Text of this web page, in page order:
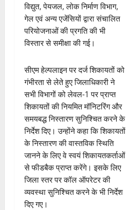
विद्युत, पेयजल, लोक निर्माण विभाग,
गेल एवं अन्य एजेंसियों द्वारा संचालित
परियोजनाओं की प्रगति की भी
विस्तार से समीक्षा की गई।
सीएम हेल्पलाइन पर दर्ज शिकायतों को
गंभीरता से लेते हुए जिलाधिकारी ने
सभी विभागों को लेवल-1 पर प्राप्त
शिकायतों की नियमित मॉनिटरिंग और
समयबद्ध निस्तारण सुनिश्चित करने के
निर्देश दिए। उन्होंने कहा कि शिकायतों
के निस्तारण की वास्तविक स्थिति
जानने के लिए वे स्वयं शिकायतकर्ताओं
से फीडबैक प्राप्त करेंगे। इसके लिए
जिला स्तर पर कॉल ऑपरेटर की
व्यवस्था सुनिश्चित करने के भी निर्देश
दिए गए।